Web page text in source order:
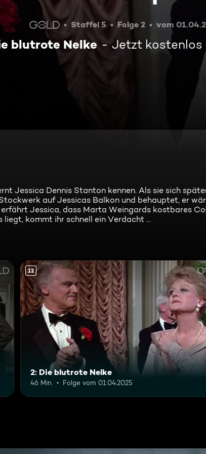
Staffel 5 Folge 2 vom
blutrote Nelke Jetzt kostenlos
Jessica Dennis Stanton kennen. Als sie sich
auf Jessicas Balkon und behauptet, er
Jessica, dass Marta Weingards kostbares
kommt ihr schnell ein Verdacht ...
12
2: Die blutrote Nelke
46 Min. Folge vom 01.04.2025